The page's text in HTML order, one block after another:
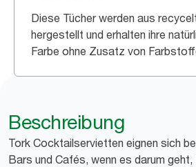
Diese Tücher werden aus
hergestellt und erhalten ihre
Farbe ohne Zusatz von
Beschreibung
Tork Cocktailservietten eignen sich
Bars und Cafés, wenn es darum